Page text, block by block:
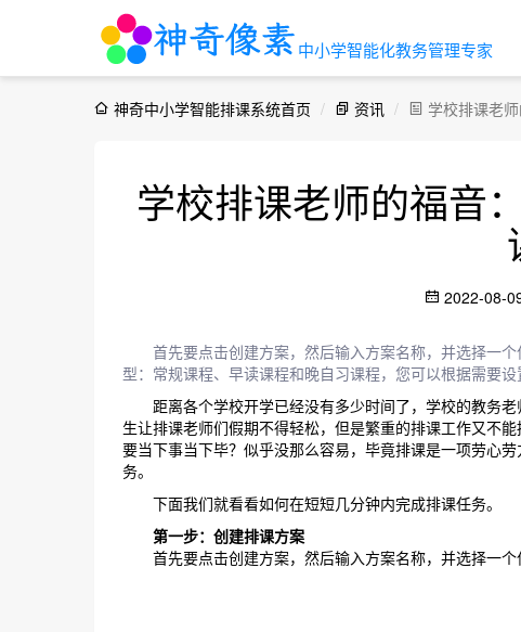
中小学智能化教务管理专家
神奇中小学智能排课系统首页 资讯 学校排课老
学校排课老师的福音
2022-08-
首先要点击创建方案，然后输入方案名称，并选择一
型：常规课程、早读课程和晚自习课程，您可以根据需要设
距离各个学校开学已经没有多少时间了，学校的教务老
生让排课老师们假期不得轻松，但是繁重的排课工作又不
要当下事当下毕？似乎没那么容易，毕竟排课是一项劳心
务。
下面我们就看看如何在短短几分钟内完成排课任务。
第一步：创建排课方案
首先要点击创建方案，然后输入方案名称，并选择一个